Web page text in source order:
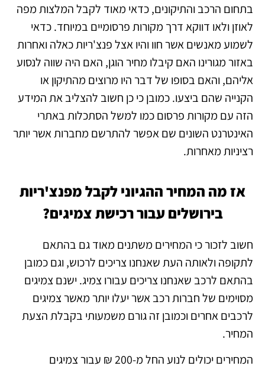
בתחום הרכב והתיקונים, כדאי מאוד לקבל המלצות מפה
לאוזן ולאו דווקא דרך מקורות פרסומיים במיוחד. כדאי
לשמוע מאנשים אשר חוו והיו אצל פנצ'ריות כאלה ואחרות
באזור מגורינו האם קיבלו מחיר הוגן, האם היה שווה לנסוע
אליהם, והאם בסופו של דבר היו מרוצים מהתיקון או
הקנייה שהם ביצעו. כמובן כי כן חשוב להצליב את המידע
הזה עם מקורות פרסום כמו למשל הסתכלות באתרי
האינטרנט השונים שם אפשר להתרשם מחברות אשר יותר
רציניות מאחרות.
אז מה המחיר ההגיוני לקבל מפנצ'ריות
בירושלים עבור רכישת צמיגים?
חשוב לזכור כי המחירים משתנים מאוד גם בהתאם
לתקופה ולאותה העת שאנחנו צריכים לרכוש, וגם כמובן
בהתאם לרכב שאנחנו צריכים עבורו צמיג. ישנם צמיגים
מסוימים של חברות רכב אשר יעלו יותר מאשר צמיגים
לרכבים אחרים וכמובן זה גורם משמעותי בקבלת הצעת
המחיר.
המחירים יכולים לנוע החל מ-200 ₪ עבור צמיגים